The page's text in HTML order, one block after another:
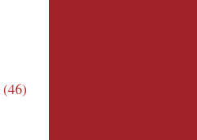
(46)